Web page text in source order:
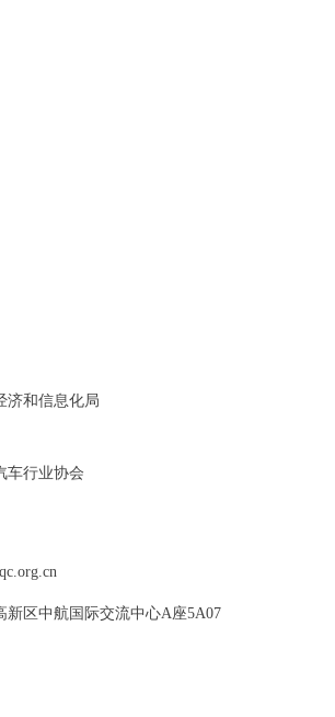
济和信息化局
车行业协会
新区中航国际交流中心A座5A07